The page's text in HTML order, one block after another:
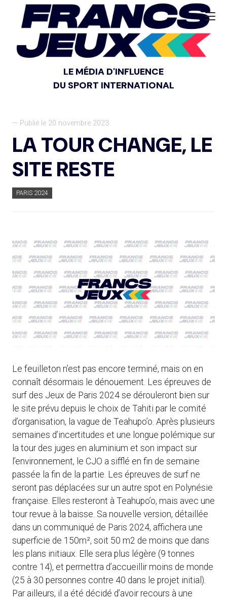
LE MÉDIA D'INFLUENCE
DU SPORT INTERNATIONAL
— Publié le 20 novembre 2023
LA TOUR CHANGE, LE
SITE RESTE
PARIS 2024
Le feuilleton n’est pas encore terminé, mais on en
connaît désormais le dénouement. Les épreuves de
surf des Jeux de Paris 2024 se dérouleront bien sur
le site prévu depuis le choix de Tahiti par le comité
d’organisation, la vague de Teahupo’o. Après plusieurs
semaines d’incertitudes et une longue polémique sur
la tour des juges en aluminium et son impact sur
l’environnement, le CJO a sifflé en fin de semaine
passée la fin de la partie. Les épreuves de surf ne
seront pas déplacées sur un autre spot en Polynésie
française. Elles resteront à Teahupo’o, mais avec une
tour revue à la baisse. Sa nouvelle version, détaillée
dans un communiqué de Paris 2024, affichera une
superficie de 150m², soit 50 m2 de moins que dans
les plans initiaux. Elle sera plus légère (9 tonnes
contre 14), et permettra d’accueillir moins de monde
(25 à 30 personnes contre 40 dans le projet initial).
Par ailleurs, il a été décidé d’avoir recours à une